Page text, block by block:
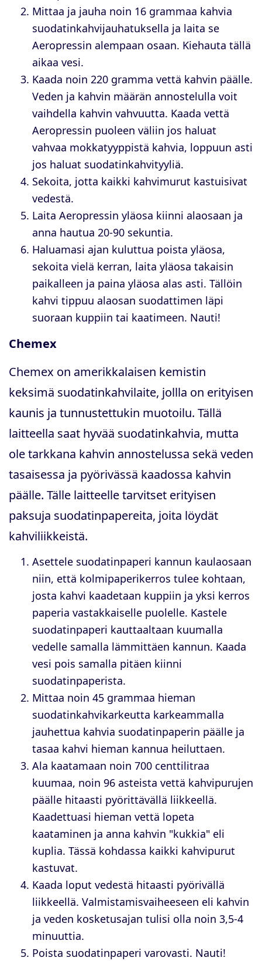
Mittaa ja jauha noin 16 grammaa kahvia
suodatinkahvijauhatuksella ja laita se
Aeropressin alempaan osaan. Kiehauta tällä
aikaa vesi.
Kaada noin 220 gramma vettä kahvin päälle.
Veden ja kahvin määrän annostelulla voit
vaihdella kahvin vahvuutta. Kaada vettä
Aeropressin puoleen väliin jos haluat
vahvaa mokkatyyppistä kahvia, loppuun asti
jos haluat suodatinkahvityyliä.
Sekoita, jotta kaikki kahvimurut kastuisivat
vedestä.
Laita Aeropressin yläosa kiinni alaosaan ja
anna hautua 20-90 sekuntia.
Haluamasi ajan kuluttua poista yläosa,
sekoita vielä kerran, laita yläosa takaisin
paikalleen ja paina yläosa alas asti. Tällöin
kahvi tippuu alaosan suodattimen läpi
suoraan kuppiin tai kaatimeen. Nauti!
Chemex
​​​​​​​Chemex on amerikkalaisen kemistin
keksimä suodatinkahvilaite, jollla on erityisen
kaunis ja tunnustettukin muotoilu. Tällä
laitteella saat hyvää suodatinkahvia, mutta
ole tarkkana kahvin annostelussa sekä veden
tasaisessa ja pyörivässä kaadossa kahvin
päälle. Tälle laitteelle tarvitset erityisen
paksuja suodatinpapereita, joita löydät
kahviliikkeistä.
Asettele suodatinpaperi kannun kaulaosaan
niin, että kolmipaperikerros tulee kohtaan,
josta kahvi kaadetaan kuppiin ja yksi kerros
paperia vastakkaiselle puolelle. Kastele
suodatinpaperi kauttaaltaan kuumalla
vedelle samalla lämmittäen kannun. Kaada
vesi pois samalla pitäen kiinni
suodatinpaperista.
Mittaa noin 45 grammaa hieman
suodatinkahvikarkeutta karkeammalla
jauhettua kahvia suodatinpaperin päälle ja
tasaa kahvi hieman kannua heiluttaen.
Ala kaatamaan noin 700 centtilitraa
kuumaa, noin 96 asteista vettä kahvipurujen
päälle hitaasti pyörittävällä liikkeellä.
Kaadettuasi hieman vettä lopeta
kaataminen ja anna kahvin "kukkia" eli
kuplia. Tässä kohdassa kaikki kahvipurut
kastuvat.
Kaada loput vedestä hitaasti pyörivällä
liikkeellä. Valmistamisvaiheeseen eli kahvin
ja veden kosketusajan tulisi olla noin 3,5-4
minuuttia.
Poista suodatinpaperi varovasti. Nauti!